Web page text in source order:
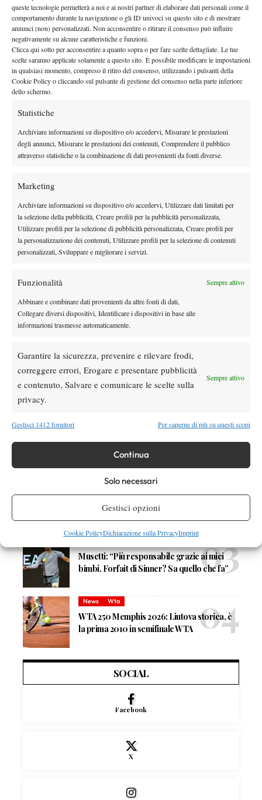
queste tecnologie permetterà a noi e ai nostri partner di elaborare dati personali come il
comportamento durante la navigazione o gli ID univoci su questo sito e di mostrare
annunci (non) personalizzati. Non acconsentire o ritirare il consenso può influire
negativamente su alcune caratteristiche e funzioni.
Clicca qui sotto per acconsentire a quanto sopra o per fare scelte dettagliate. Le tue
scelte saranno applicate solamente a questo sito. È possibile modificare le impostazioni
in qualsiasi momento, compreso il ritiro del consenso, utilizzando i pulsanti della
Cookie Policy o cliccando sul pulsante di gestione del consenso nella parte inferiore
dello schermo.
Statistiche
Archiviare informazioni su dispositivo e/o accedervi, Misurare le prestazioni
degli annunci, Misurare le prestazioni dei contenuti, Comprendere il pubblico
attraverso statistiche o la combinazione di dati provenienti da fonti diverse.
Marketing
Archiviare informazioni su dispositivo e/o accedervi, Utilizzare dati limitati per
la selezione della pubblicità, Creare profili per la pubblicità personalizzata,
Utilizzare profili per la selezione di pubblicità personalizzata, Creare profili per
la personalizzazione dei contenuti, Utilizzare profili per la selezione di contenuti
personalizzati, Sviluppare e migliorare i servizi.
Funzionalità Sempre attivo
Abbinare e combinare dati provenienti da altre fonti di dati,
Collegare diversi dispositivi, Identificare i dispositivi in base alle
informazioni trasmesse automaticamente.
Garantire la sicurezza, prevenire e rilevare frodi,
correggere errori, Erogare e presentare pubblicità
e contenuto, Salvare e comunicare le scelte sulla
privacy.
Sempre attivo
Gestisci 1412 fornitori Per saperne di più su questi scopi
Continua
Solo necessari
Gestisci opzioni
Cookie PolicyDichiarazione sulla PrivacyImprint
avrebbe potuto girare dalla nostra parte. Siamo ancora vivi e ci
prepariamo con entusiasmo alla sfida di ritorno, felici di poter
offrire ai nostri ragazzi e ai soci l’occasione di vedere tennis di
questo livello”.
Lagara di ritorno, decisiva per accedere allafinale scudetto di
Torino(in programma il 6 dicembre al Circolo della Stampa
novembre alle 9
dalla presenza, domenica 23, della squadra diSerie A2
femminile, impegnata nel primo turno play-out contro ilClub
Tennis Ceriano.
lombarde – quarte nel Girone 4 con un solo punto – in una
seccache vale la permanenza in categoria. Un successo
garantirebbe la conferma inSerie A2 anche nel 2026. In caso di
sconfitta, ci sarebbe comunque una seconda opportunità, ma
servirebbero due vittorie nei match successivi del
TAGGED:Tennis Club Cagliari
News
Masters 1000 Cincinnati 2026, ufficiali le
wild card: c’è Draper
Musetti: “Più responsabile grazie ai miei
bimbi. Forfait di Sinner? Sa quello che fa”
News Wta
WTA 250 Memphis 2026: Liutova storica, è
la prima 2010 in semifinale WTA
SOCIAL
Facebook
X